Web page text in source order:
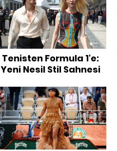
Tenisten Formula 1'e:
Yeni Nesil Stil Sahnesi